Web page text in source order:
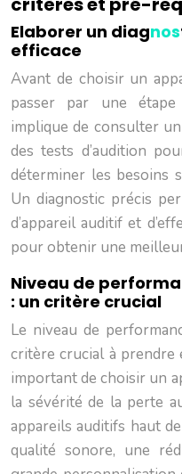
Elaborer un diagnos
efficace
Avant de choisir un
passer par une
implique de consulter
des tests d’audition
déterminer les besoins
Un diagnostic précis
d’appareil auditif et
pour obtenir une
Niveau de
: un critère crucial
Le niveau de
critère crucial à
important de choisir un
la sévérité de la perte
appareils auditifs haut
qualité sonore, une